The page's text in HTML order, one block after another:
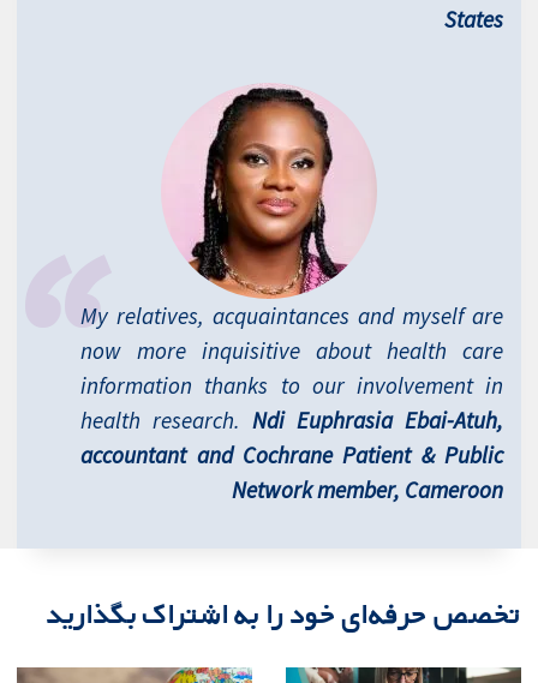
States
My relatives, acquaintances and myself are
now more inquisitive about health care
information thanks to our involvement in
health research.Ndi Euphrasia Ebai-Atuh,
accountant and Cochrane Patient & Public
Network member, Cameroon
تخصص حرفه‌ای خود را به اشتراک بگذارید